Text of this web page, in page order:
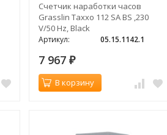
Счетчик наработки часов
Grasslin Taxxo 112 SA BS ,230
V/50 Hz, Black
Артикул: 05.15.1142.1
7 967 ₽
В корзину